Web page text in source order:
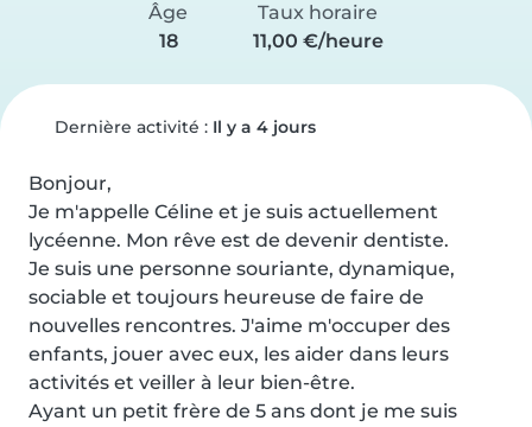
Âge
18
Taux horaire
11,00 €/heure
Dernière activité : Il y a 4 jours
Bonjour,
Je m'appelle Céline et je suis actuellement
lycéenne. Mon rêve est de devenir dentiste.
Je suis une personne souriante, dynamique,
sociable et toujours heureuse de faire de
nouvelles rencontres. J'aime m'occuper des
enfants, jouer avec eux, les aider dans leurs
activités et veiller à leur bien-être.
Ayant un petit frère de 5 ans dont je me suis